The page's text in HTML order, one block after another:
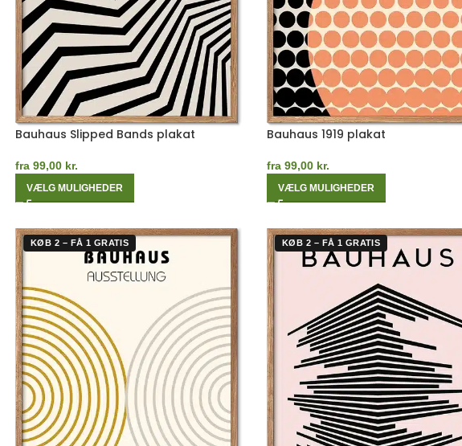
Bauhaus Slipped Bands plakat
fra 99,00 kr.
VÆLG MULIGHEDER
Bauhaus 1919 plakat
fra 99,00 kr.
VÆLG MULIGHEDER
KØB 2 – FÅ 1 GRATIS KØB 2 – FÅ 1 GRATIS